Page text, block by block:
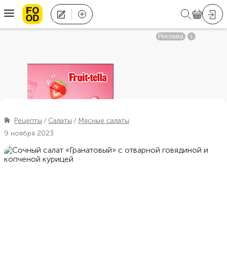
Рецепты Салаты
Мясные салаты
9 ноября 2023